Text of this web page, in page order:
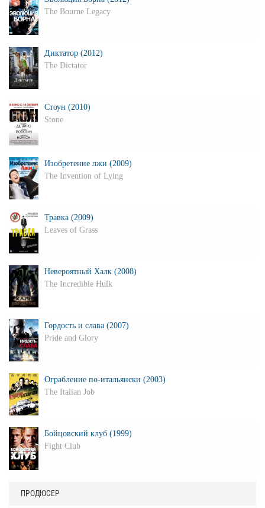
The Bourne Legacy
Диктатор (2012)
The Dictator
Стоун (2010)
Stone
Изобретение лжи (2009)
The Invention of Lying
Травка (2009)
Leaves of Grass
Невероятный Халк (2008)
The Incredible Hulk
Гордость и слава (2007)
Pride and Glory
Ограбление по-итальянски (2003)
The Italian Job
Бойцовский клуб (1999)
Fight Club
ПРОДЮСЕР